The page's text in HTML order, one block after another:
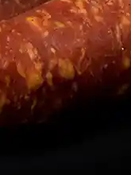
père. À ses
côtés, dans
son
laboratoire,
lorsque j’étais
enfant, je